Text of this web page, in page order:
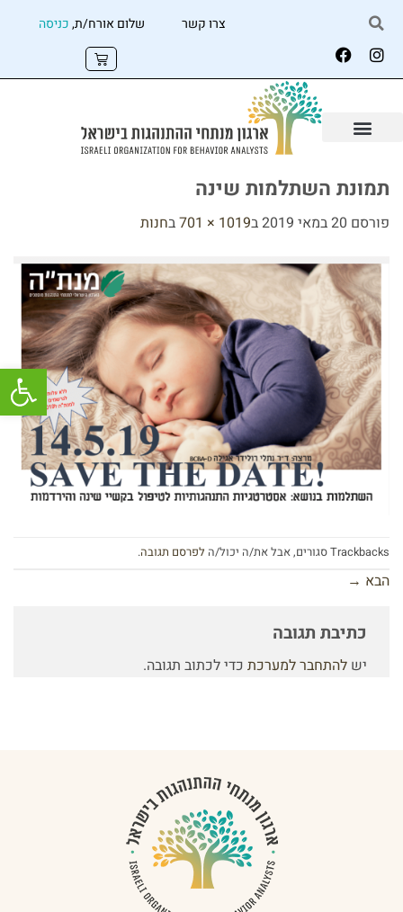
צרו קשר שלום אורח/ת,כניסה
תמונת השתלמות שינה
פורסם 20 במאי 2019 ב1019 × 701 בחנות
Trackbacks סגורים, אבל את/ה יכול/ה לפרסם תגובה.
הבא →
כתיבת תגובה
יש להתחבר למערכת כדי לכתוב תגובה.